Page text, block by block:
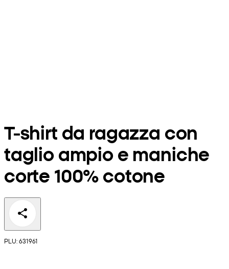
T-shirt da ragazza con
taglio ampio e maniche
corte 100% cotone
PLU: 631961